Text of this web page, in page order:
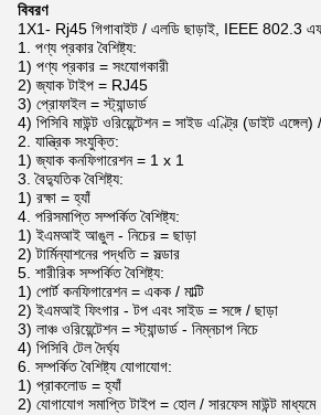
বিবরণ
1X1- Rj45 গিগাবাইট / এলডি ছাড়াই, IEEE 802.3 এফ
1. পণ্য প্রকার বৈশিষ্ট্য:
1) পণ্য প্রকার = সংযোগকারী
2) জ্যাক টাইপ = RJ45
3) প্রোফাইল = স্ট্যান্ডার্ড
4) পিসিবি মাউন্ট ওরিয়েন্টেশন = সাইড এণ্ট্রি (ডাইট এঙ্গেল)
2. যান্ত্রিক সংযুক্তি:
1) জ্যাক কনফিগারেশন = 1 x 1
3. বৈদ্যুতিক বৈশিষ্ট্য:
1) রক্ষা = হ্যাঁ
4. পরিসমাপ্তি সম্পর্কিত বৈশিষ্ট্য:
1) ইএমআই আঙুল - নিচের = ছাড়া
2) টার্মিন্যাশনের পদ্ধতি = সল্ডার
5. শারীরিক সম্পর্কিত বৈশিষ্ট্য:
1) পোর্ট কনফিগারেশন = একক / মাল্টি
2) ইএমআই ফিংগার - টপ এবং সাইড = সঙ্গে / ছাড়া
3) লাঞ্চ ওরিয়েন্টেশন = স্ট্যান্ডার্ড - নিম্নচাপ নিচে
4) পিসিবি টেল দৈর্ঘ্য
6. সম্পর্কিত বৈশিষ্ট্য যোগাযোগ:
1) প্রাকলোড = হ্যাঁ
2) যোগাযোগ সমাপ্তি টাইপ = হোল / সারফেস মাউন্ট মাধ্যমে